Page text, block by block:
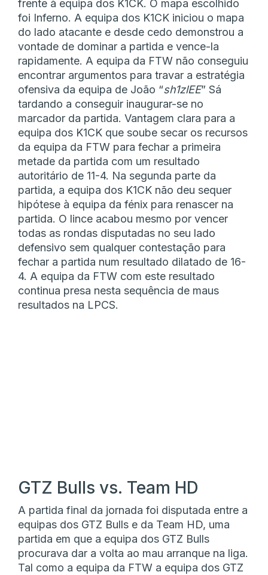
frente à equipa dos K1CK. O mapa escolhido
foi Inferno. A equipa dos K1CK iniciou o mapa
do lado atacante e desde cedo demonstrou a
vontade de dominar a partida e vence-la
rapidamente. A equipa da FTW não conseguiu
encontrar argumentos para travar a estratégia
ofensiva da equipa de João “sh1zlEE” Sá
tardando a conseguir inaugurar-se no
marcador da partida. Vantagem clara para a
equipa dos K1CK que soube secar os recursos
da equipa da FTW para fechar a primeira
metade da partida com um resultado
autoritário de 11-4. Na segunda parte da
partida, a equipa dos K1CK não deu sequer
hipótese à equipa da fénix para renascer na
partida. O lince acabou mesmo por vencer
todas as rondas disputadas no seu lado
defensivo sem qualquer contestação para
fechar a partida num resultado dilatado de 16-
4. A equipa da FTW com este resultado
continua presa nesta sequência de maus
resultados na LPCS.
GTZ Bulls vs. Team HD
A partida final da jornada foi disputada entre a
equipas dos GTZ Bulls e da Team HD, uma
partida em que a equipa dos GTZ Bulls
procurava dar a volta ao mau arranque na liga.
Tal como a equipa da FTW a equipa dos GTZ